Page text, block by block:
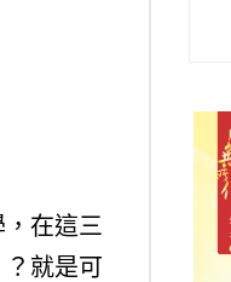
在這三
就是可